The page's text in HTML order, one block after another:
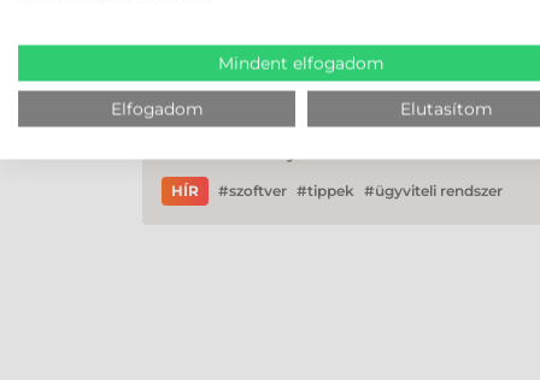
AZ ADATGYŰJTŐ,
RENDSZER NÖVELI A
HÍR szoftver tippek ügyviteli rendszer
Mindent elfogadom
Elfogadom Elutasítom